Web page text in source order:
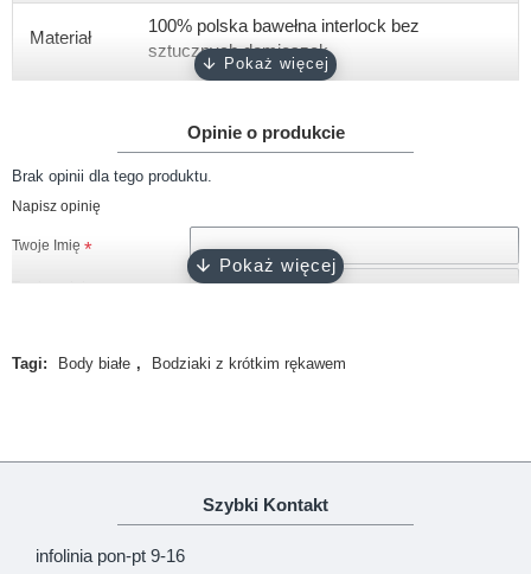
Materiał
100% polska bawełna interlock bez
sztucznych domieszek
krótki, długi
Rozmiary 56, 62, 68, 74, 80, 86, 92
napy bezniklowe
Produkcja 100% polski produkt - Marka Lene
Opinie o produkcie
Brak opinii dla tego produktu.
Napisz opinię
Twoje Imię
Twoja opinia
KONTYNUUJ
Tagi: Body białe , Bodziaki z krótkim rękawem
Szybki Kontakt
infolinia pon-pt 9-16